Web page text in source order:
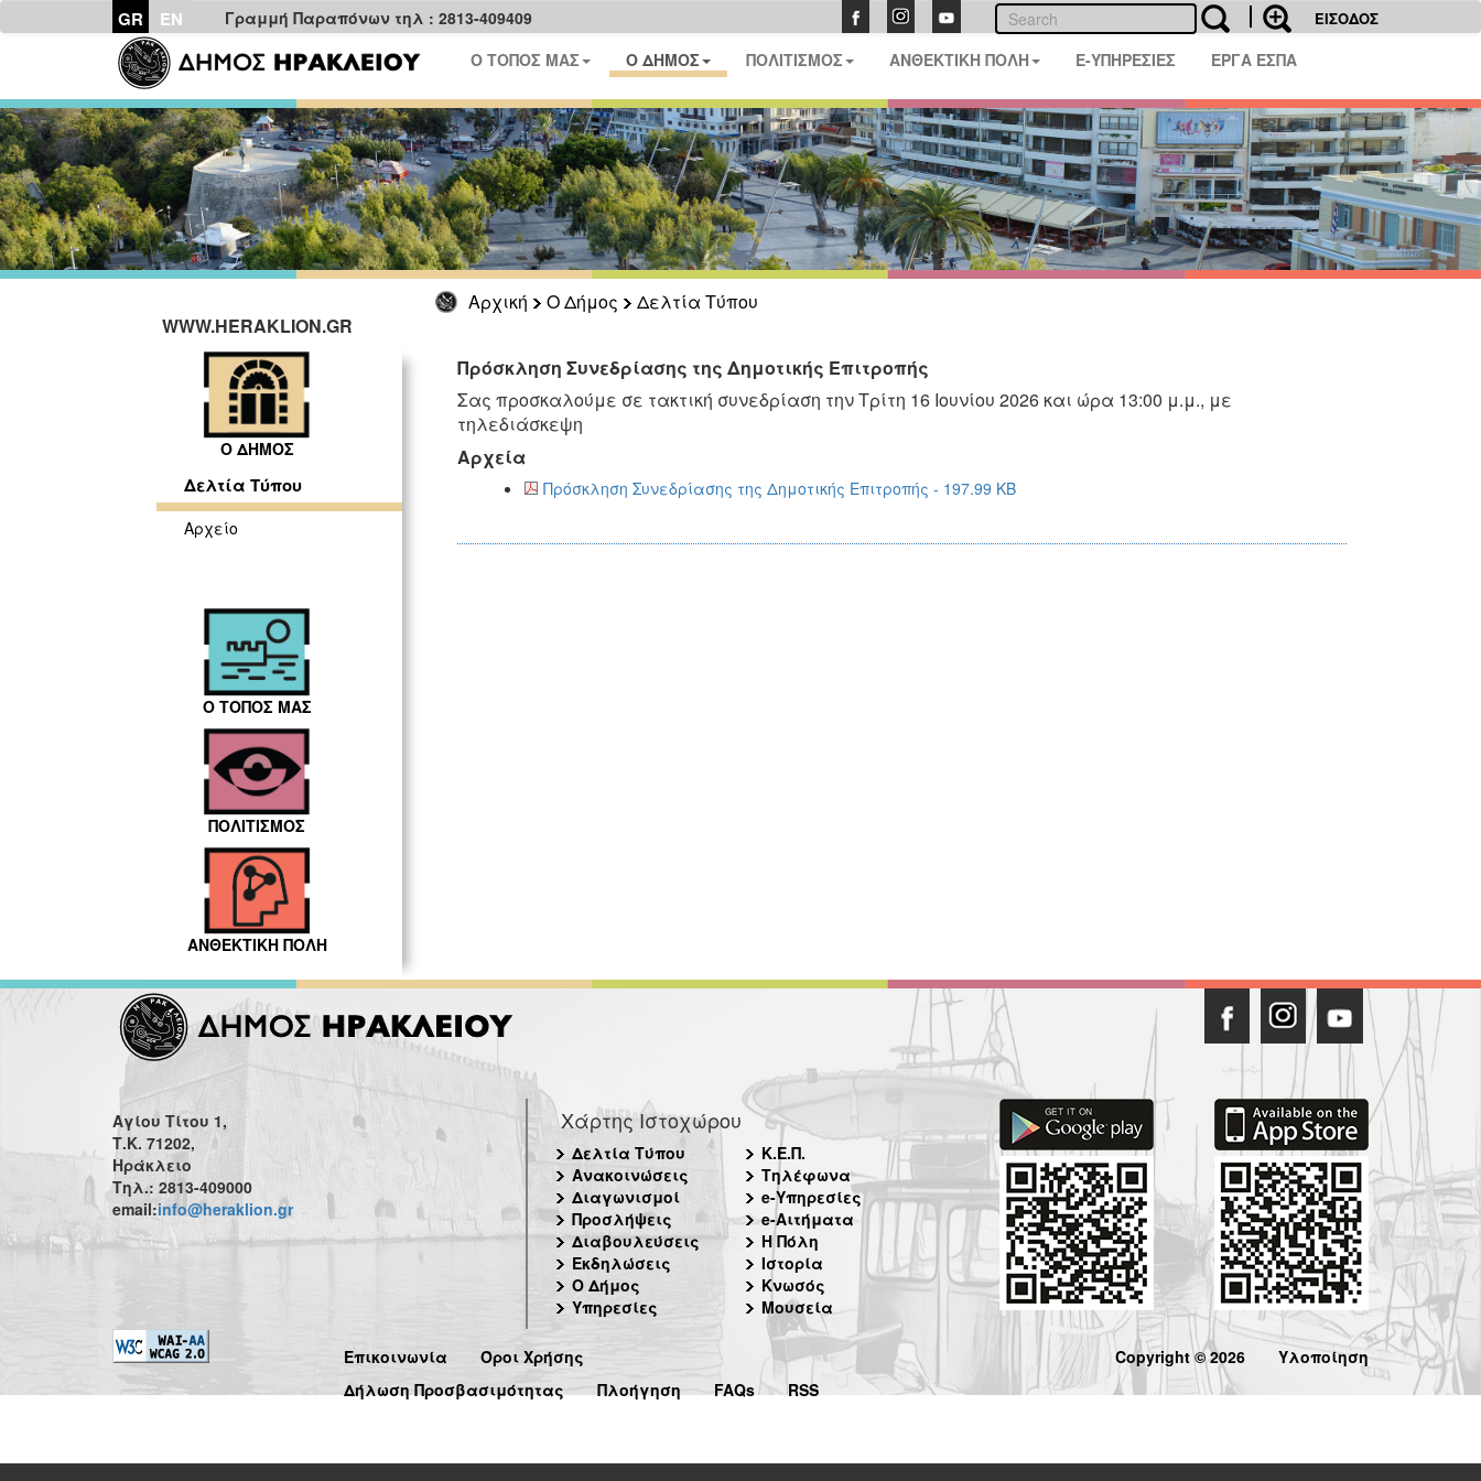
GR EN Γραμμή Παραπόνων τηλ : 2813-409409 ΕΙΣΟΔΟΣ
Ο ΤΟΠΟΣ ΜΑΣ Ο ΔΗΜΟΣ ΠΟΛΙΤΙΣΜΟΣ ΑΝΘΕΚΤΙΚΗ ΠΟΛΗ E-ΥΠΗΡΕΣΙΕΣ ΕΡΓΑ ΕΣΠΑ
Αρχική Ο Δήμος
Δελτία Τύπου
WWW.HERAKLION.GR
Ο ΔΗΜΟΣ
Δελτία Τύπου
Αρχείο
Ο ΤΟΠΟΣ ΜΑΣ
ΠΟΛΙΤΙΣΜΟΣ
ΑΝΘΕΚΤΙΚΗ ΠΟΛΗ
Πρόσκληση Συνεδρίασης της Δημοτικής Επιτροπής
Σας προσκαλούμε σε τακτική συνεδρίαση την Τρίτη 16 Ιουνίου 2026 και ώρα 13:00 μ.μ., με
τηλεδιάσκεψη
Αρχεία
Πρόσκληση Συνεδρίασης της Δημοτικής Επιτροπής - 197.99 KB
Αγίου Τίτου 1,
Τ.Κ. 71202,
Ηράκλειο
Τηλ.: 2813-409000
email:info@heraklion.gr
Χάρτης Ιστοχώρου
Δελτία Τύπου
Ανακοινώσεις
Διαγωνισμοί
Προσλήψεις
Διαβουλεύσεις
Εκδηλώσεις
Ο Δήμος
Υπηρεσίες
Κ.Ε.Π.
Τηλέφωνα
e-Υπηρεσίες
e-Αιτήματα
Η Πόλη
Ιστορία
Κνωσός
Μουσεία
Επικοινωνία
Όροι Χρήσης
Δήλωση Προσβασιμότητας
Πλοήγηση FAQs RSS
Copyright © 2026 Υλοποίηση